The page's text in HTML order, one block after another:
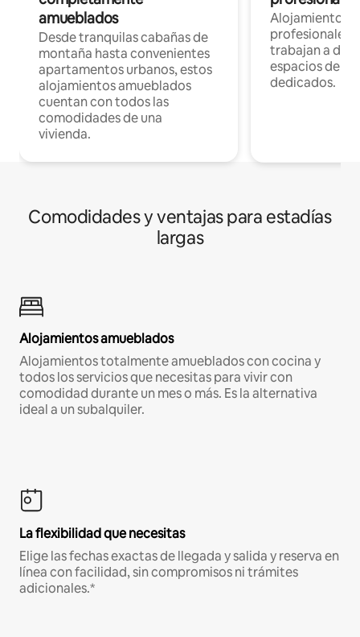
amueblados
Desde tranquilas cabañas de
montaña hasta convenientes
apartamentos urbanos, estos
alojamientos amueblados
cuentan con todos las
comodidades de una
vivienda.
Alojamientos
profesionales
trabajan a
espacios de
dedicados.
Comodidades y ventajas para estadías
largas
Alojamientos amueblados
Alojamientos totalmente amueblados con cocina y
todos los servicios que necesitas para vivir con
comodidad durante un mes o más. Es la alternativa
ideal a un subalquiler.
La flexibilidad que necesitas
Elige las fechas exactas de llegada y salida y reserva en
línea con facilidad, sin compromisos ni trámites
adicionales.*